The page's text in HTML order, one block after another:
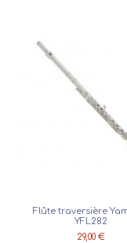
Flûte traversière
YFL282
29,00 €